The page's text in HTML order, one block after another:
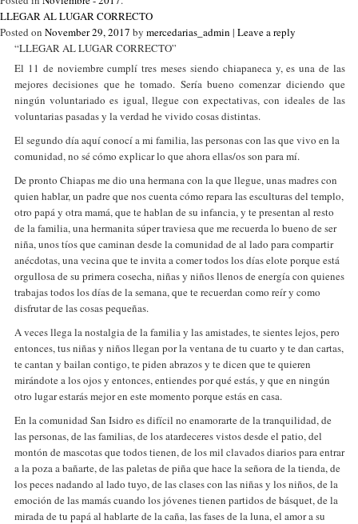
LLEGAR AL LUGAR CORRECTO
Posted on November 29, 2017 by mercedarias_admin | Leave a reply
“LLEGAR AL LUGAR CORRECTO”
El 11 de noviembre cumplí tres meses siendo chiapaneca y, es una de las
mejores decisiones que he tomado. Sería bueno comenzar diciendo que
ningún voluntariado es igual, llegue con expectativas, con ideales de las
voluntarias pasadas y la verdad he vivido cosas distintas.
El segundo día aquí conocí a mi familia, las personas con las que vivo en la
comunidad, no sé cómo explicar lo que ahora ellas/os son para mí.
De pronto Chiapas me dio una hermana con la que llegue, unas madres con
quien hablar, un padre que nos cuenta cómo repara las esculturas del templo,
otro papá y otra mamá, que te hablan de su infancia, y te presentan al resto
de la familia, una hermanita súper traviesa que me recuerda lo bueno de ser
niña, unos tíos que caminan desde la comunidad de al lado para compartir
anécdotas, una vecina que te invita a comer todos los días elote porque está
orgullosa de su primera cosecha, niñas y niños llenos de energía con quienes
trabajas todos los días de la semana, que te recuerdan como reír y como
disfrutar de las cosas pequeñas.
A veces llega la nostalgia de la familia y las amistades, te sientes lejos, pero
entonces, tus niñas y niños llegan por la ventana de tu cuarto y te dan cartas,
te cantan y bailan contigo, te piden abrazos y te dicen que te quieren
mirándote a los ojos y entonces, entiendes por qué estás, y que en ningún
otro lugar estarás mejor en este momento porque estás en casa.
En la comunidad San Isidro es difícil no enamorarte de la tranquilidad, de
las personas, de las familias, de los atardeceres vistos desde el patio, del
montón de mascotas que todos tienen, de los mil clavados diarios para entrar
a la poza a bañarte, de las paletas de piña que hace la señora de la tienda, de
los peces nadando al lado tuyo, de las clases con las niñas y los niños, de la
emoción de las mamás cuando los jóvenes tienen partidos de básquet, de la
mirada de tu papá al hablarte de la caña, las fases de la luna, el amor a su